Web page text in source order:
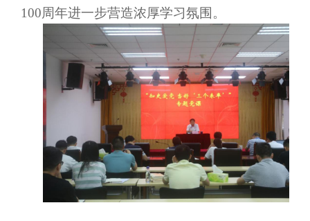
100周年进一步营造浓厚学习氛围。